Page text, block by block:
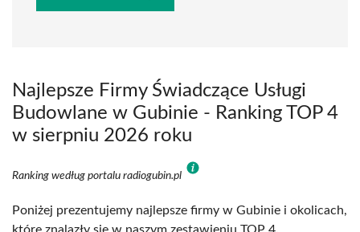
Najlepsze Firmy Świadczące Usługi
Budowlane w Gubinie - Ranking TOP 4
w sierpniu 2026 roku
Ranking według portalu radiogubin.pl
Poniżej prezentujemy najlepsze firmy w Gubinie i okolicach,